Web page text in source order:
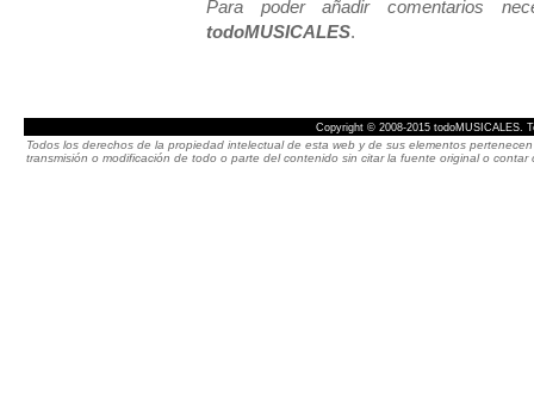
Para poder añadir comentarios
todoMUSICALES.
Copyright © 2008-2015 todoMUSICALES.
Todos los derechos de la propiedad intelectual de esta web y de sus elementos
transmisión o modificación de todo o parte del contenido sin citar la fuente original o